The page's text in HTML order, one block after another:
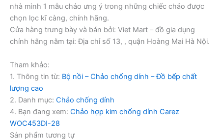
nhà mình 1 mẫu chảo ưng ý trong những chiếc chảo được
chọn lọc kĩ càng, chính hãng.
Cửa hàng trưng bày và bán bởi: Viet Mart – đồ gia dụng
chính hãng nằm tại: Địa chỉ số 13, , quận Hoàng Mai Hà Nội.
Tham khảo:
1. Thông tin từ: Bộ nồi – Chảo chống dính – Đồ bếp chất
lượng cao
2. Danh mục: Chảo chống dính
4. Bạn đang xem: Chảo hợp kim chống dính Carez
WOC453DI-28
Sản phẩm tương tự